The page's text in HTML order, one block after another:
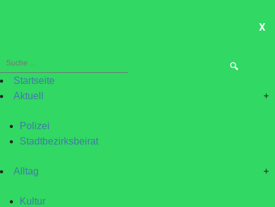
X
Suche
nach:Startseite
Aktuell
+
Polizei
Stadtbezirksbeirat
Alltag +
Kultur